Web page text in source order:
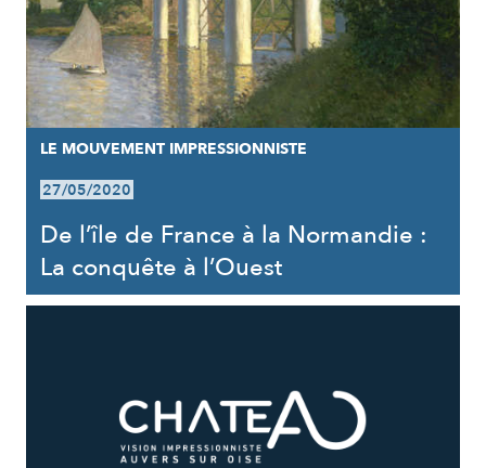
LE MOUVEMENT IMPRESSIONNISTE
27/05/2020
De l’île de France à la Normandie :
La conquête à l’Ouest